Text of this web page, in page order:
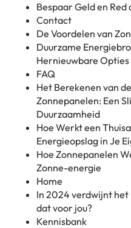
Bespaar Geld en
Contact
De Voordelen van
Duurzame
Hernieuwbare Opties
FAQ
Het Berekenen van
Zonnepanelen: Een
Duurzaamheid
Hoe Werkt een
Energieopslag in Je
Hoe Zonnepanelen
Zonne-energie
Home
In 2024 verdwijnt
dat voor jou?
Kennisbank